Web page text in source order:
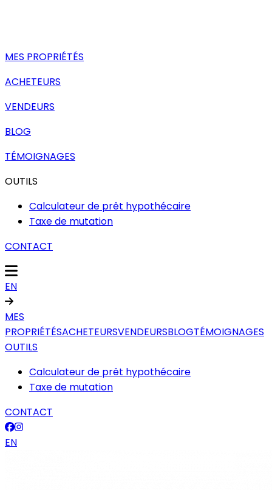
MES PROPRIÉTÉS
ACHETEURS
VENDEURS
BLOG
TÉMOIGNAGES
OUTILS
Calculateur de prêt hypothécaire
Taxe de mutation
CONTACT
EN
MES
PROPRIÉTÉSACHETEURSVENDEURSBLOGTÉMOIGNAGES
OUTILS
Calculateur de prêt hypothécaire
Taxe de mutation
CONTACT
EN